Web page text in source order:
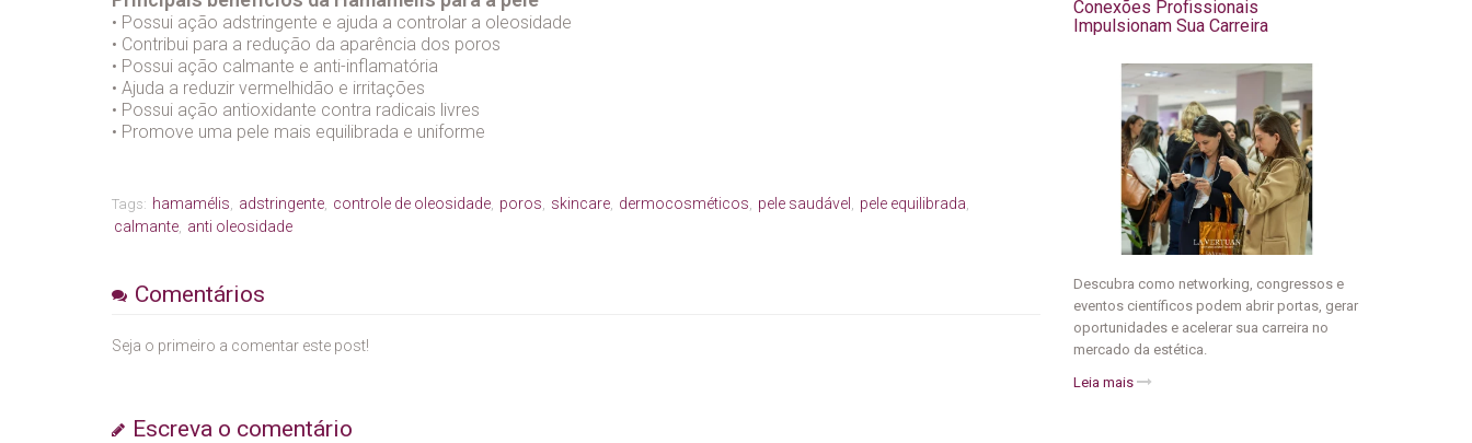
• Possui ação adstringente e ajuda a controlar a oleosidade
• Contribui para a redução da aparência dos poros
• Possui ação calmante e anti-inflamatória
• Ajuda a reduzir vermelhidão e irritações
• Possui ação antioxidante contra radicais livres
• Promove uma pele mais equilibrada e uniforme
Tags: hamamélis, adstringente, controle de oleosidade, poros, skincare, dermocosméticos, pele saudável , pele equilibrada,
calmante, anti oleosidade
Comentários
Seja o primeiro a comentar este post!
Escreva o comentário
Conexões Profissionais
Impulsionam Sua Carreira
Descubra como networking, congressos e
eventos científicos podem abrir portas, gerar
oportunidades e acelerar sua carreira no
mercado da estética.
Leia mais